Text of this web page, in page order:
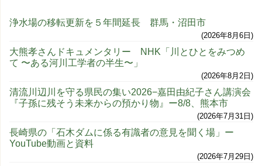
浄水場の移転更新を５年間延長 群馬・沼田市
2026年8月6日
大熊孝さんドキュメンタリー NHK「川とひとをみつめ
て 〜ある河川工学者の半生〜」
2026年8月2日
清流川辺川を守る県民の集い2026−嘉田由紀子さん講演会
『子孫に残そう未来からの預かり物』ー8/8、熊本市
2026年7月31日
長崎県の「石木ダムに係る有識者の意見を聞く場」ー
YouTube動画と資料
2026年7月29日